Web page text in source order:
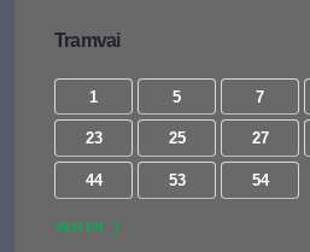
Tramvai
1 5 7
23 25 27
44 53 54
Vezi tot